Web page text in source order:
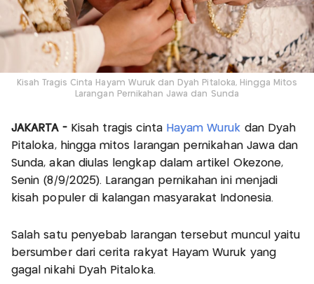
Kisah Tragis Cinta Hayam Wuruk dan Dyah Pitaloka, Hingga Mitos
Larangan Pernikahan Jawa dan Sunda
JAKARTA -Kisah tragis cinta Hayam Wuruk dan Dyah
Pitaloka, hingga mitos larangan pernikahan Jawa dan
Sunda, akan diulas lengkap dalam artikel Okezone,
Senin (8/9/2025). Larangan pernikahan ini menjadi
kisah populer di kalangan masyarakat Indonesia.
Salah satu penyebab larangan tersebut muncul yaitu
bersumber dari cerita rakyat Hayam Wuruk yang
gagal nikahi Dyah Pitaloka.